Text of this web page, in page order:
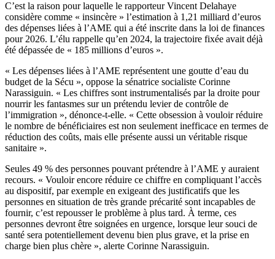
C’est la raison pour laquelle le rapporteur Vincent Delahaye
considère comme « insincère » l’estimation à 1,21 milliard d’euros
des dépenses liées à l’AME qui a été inscrite dans la loi de finances
pour 2026. L’élu rappelle qu’en 2024, la trajectoire fixée avait déjà
été dépassée de « 185 millions d’euros ».
« Les dépenses liées à l’AME représentent une goutte d’eau du
budget de la Sécu », oppose la sénatrice socialiste Corinne
Narassiguin. « Les chiffres sont instrumentalisés par la droite pour
nourrir les fantasmes sur un prétendu levier de contrôle de
l’immigration », dénonce-t-elle. « Cette obsession à vouloir réduire
le nombre de bénéficiaires est non seulement inefficace en termes de
réduction des coûts, mais elle présente aussi un véritable risque
sanitaire ».
Seules 49 % des personnes pouvant prétendre à l’AME y auraient
recours. « Vouloir encore réduire ce chiffre en compliquant l’accès
au dispositif, par exemple en exigeant des justificatifs que les
personnes en situation de très grande précarité sont incapables de
fournir, c’est repousser le problème à plus tard. À terme, ces
personnes devront être soignées en urgence, lorsque leur souci de
santé sera potentiellement devenu bien plus grave, et la prise en
charge bien plus chère », alerte Corinne Narassiguin.